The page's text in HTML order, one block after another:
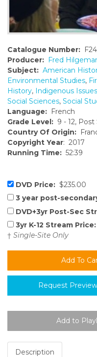
Catalogue Number:
Producer: Fred
Subject: American
Environmental Studies,
History, Indigenous Issues
Social Sciences, Social
Language: French
Grade Level: 9 - 12,
Country Of Origin:
Copyright Year: 2017
Running Time: 52:39
DVD Price: $235.00
3 year post-
DVD+3yr Post-Sec
3yr K-12 Stream Price:
† Single-Site Only
Request
Description